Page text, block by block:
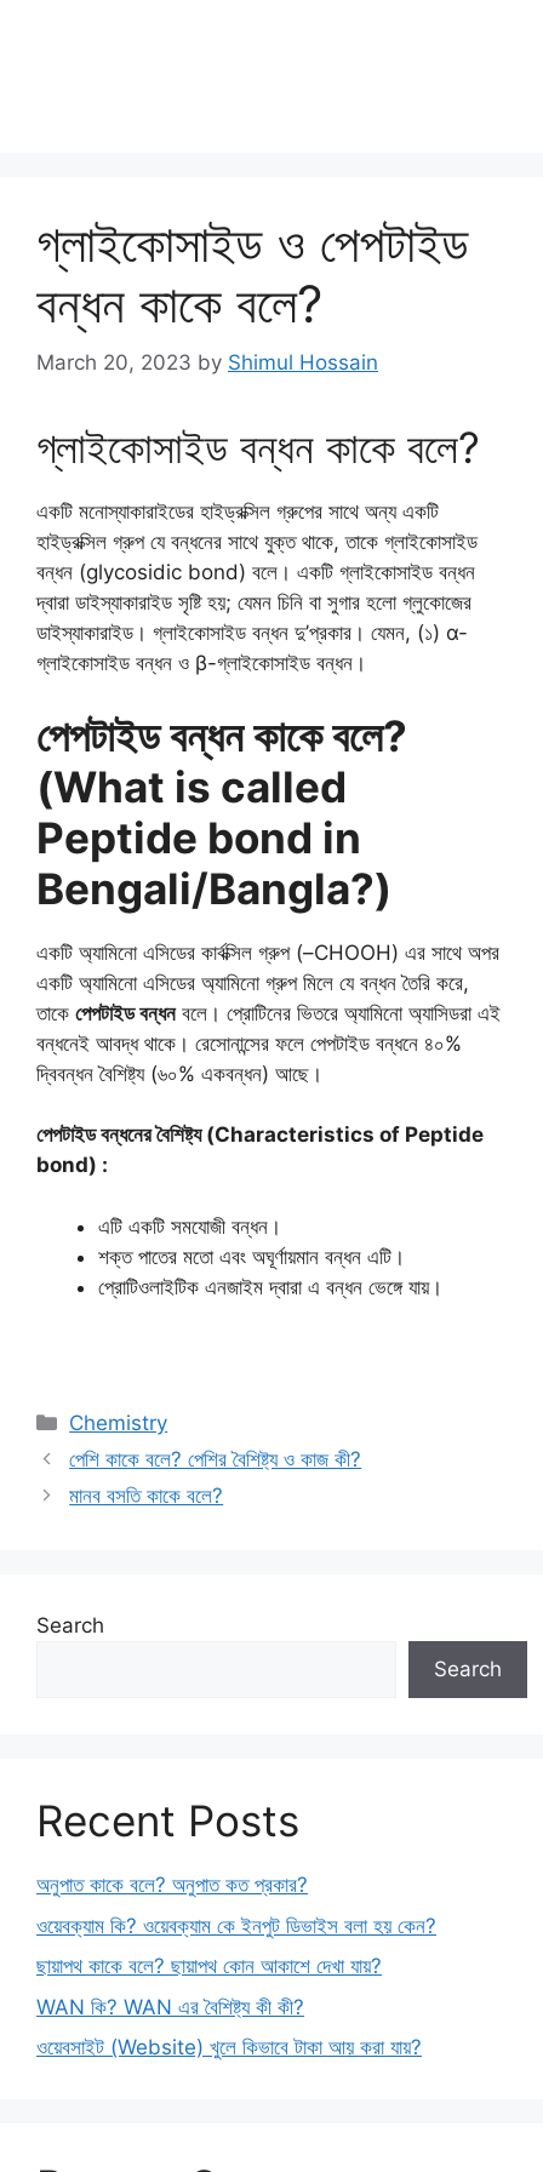
গ্লাইকোসাইড ও পেপটাইড
বন্ধন কাকে বলে?
March 20, 2023 by Shimul Hossain
গ্লাইকোসাইড বন্ধন কাকে বলে?
একটি মনোস্যাকারাইডের হাইড্রক্সিল গ্রুপের সাথে অন্য একটি
হাইড্রক্সিল গ্রুপ যে বন্ধনের সাথে যুক্ত থাকে, তাকে গ্লাইকোসাইড
বন্ধন (glycosidic bond) বলে। একটি গ্লাইকোসাইড বন্ধন
দ্বারা ডাইস্যাকারাইড সৃষ্টি হয়; যেমন চিনি বা সুগার হলো গ্লুকোজের
ডাইস্যাকারাইড। গ্লাইকোসাইড বন্ধন দু’প্রকার। যেমন, (১) α-
গ্লাইকোসাইড বন্ধন ও β-গ্লাইকোসাইড বন্ধন।
পেপটাইড বন্ধন কাকে বলে?
(What is called
Peptide bond in
Bengali/Bangla?)
একটি অ্যামিনো এসিডের কার্বক্সিল গ্রুপ (–CHOOH) এর সাথে অপর
একটি অ্যামিনো এসিডের অ্যামিনো গ্রুপ মিলে যে বন্ধন তৈরি করে,
তাকে পেপটাইড বন্ধনবলে। প্রোটিনের ভিতরে অ্যামিনো অ্যাসিডরা এই
বন্ধনেই আবদ্ধ থাকে। রেসোনান্সের ফলে পেপটাইড বন্ধনে ৪০%
দ্বিবন্ধন বৈশিষ্ট্য (৬০% একবন্ধন) আছে।
পেপটাইড বন্ধনের বৈশিষ্ট্য (Characteristics of Peptide
bond) :
এটি একটি সমযোজী বন্ধন।
শক্ত পাতের মতো এবং অঘূর্ণায়মান বন্ধন এটি।
প্রোটিওলাইটিক এনজাইম দ্বারা এ বন্ধন ভেঙ্গে যায়।
Categories
Chemistry
পেশি কাকে বলে? পেশির বৈশিষ্ট্য ও কাজ কী?
মানব বসতি কাকে বলে?
Search
Search
Recent Posts
অনুপাত কাকে বলে? অনুপাত কত প্রকার?
ওয়েবক্যাম কি? ওয়েবক্যাম কে ইনপুট ডিভাইস বলা হয় কেন?
ছায়াপথ কাকে বলে? ছায়াপথ কোন আকাশে দেখা যায়?
WAN কি? WAN এর বৈশিষ্ট্য কী কী?
ওয়েবসাইট (Website) খুলে কিভাবে টাকা আয় করা যায়?